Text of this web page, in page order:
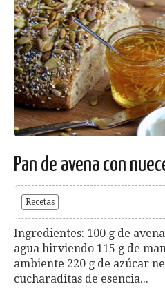
Pan de avena con
Recetas
Ingredientes: 100 g de
agua hirviendo 115 g de
ambiente 220 g de azúcar
cucharaditas de esencia...